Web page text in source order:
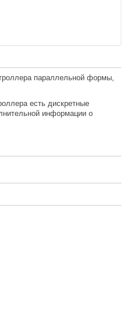
параллельной формы,
есть дискретные
информации о